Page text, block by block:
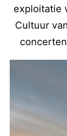
exploitatie
Cultuur